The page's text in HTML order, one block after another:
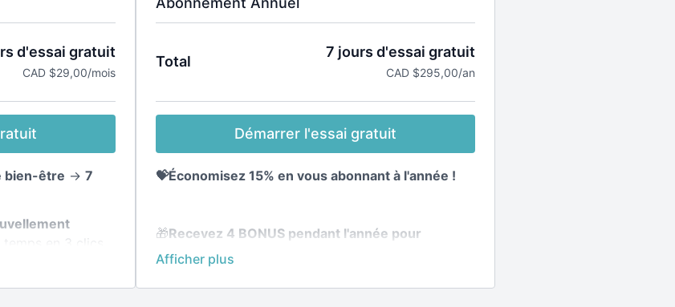
d'essai gratuit
CAD $29,00/mois
bien-être → 7
en 3 clics.
▸
Total
7 jours d'essai gratuit
CAD $295,00/an
Démarrer l'essai gratuit
💝Économisez 15% en vous abonnant à l'année !
🎁Recevez 4 BONUS pendant l'année pour
transformez votre silhouette avec des recettes et
des plans nutritionnels selon les saisons !